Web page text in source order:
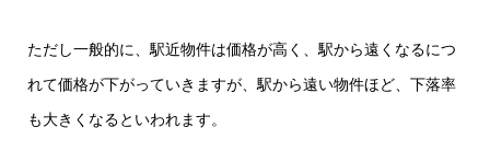
ただし一般的に、駅近物件は価格が高く、駅から遠くなるにつ
れて価格が下がっていきますが、駅から遠い物件ほど、下落率
も大きくなるといわれます。